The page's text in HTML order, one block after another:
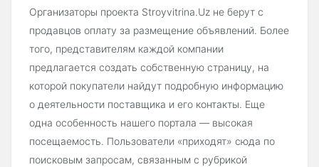
Организаторы проекта Stroyvitrina.Uz не берут с
продавцов оплату за размещение объявлений. Более
того, представителям каждой компании
предлагается создать собственную страницу, на
которой покупатели найдут подробную информацию
о деятельности поставщика и его контакты. Еще
одна особенность нашего портала — высокая
посещаемость. Пользователи «приходят» сюда по
поисковым запросам, связанным с рубрикой